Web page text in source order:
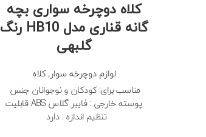
کلاه دوچرخه سواری بچه
گانه قناری مدل HB10 رنگ
گلبهی
لوازم دوچرخه سوار,کلاه
مناسب برای: کودکان و نوجوانان جنس
پوسته خارجی : فایبر گلاس ABS قابلیت
تنظیم اندازه : دارد